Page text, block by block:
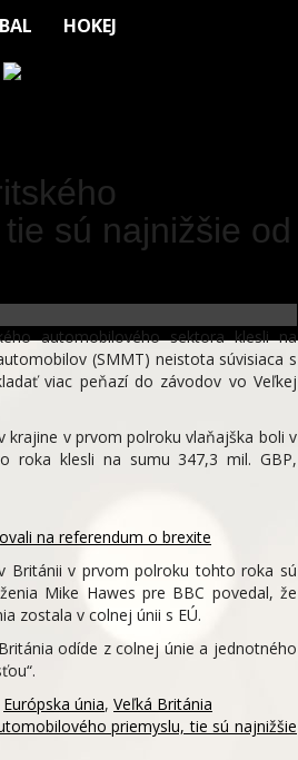
HOKEJ
sú najnižšie od
automobilového sektora klesli na
(SMMT) neistota súvisiaca s
viac peňazí do závodov vo Veľkej
krajine v prvom polroku vlaňajška boli v
roka klesli na sumu 347,3 mil. GBP,
na referendum o brexite
Británii v prvom polroku tohto roka sú
Mike Hawes pre BBC povedal, že
zostala v colnej únii s EÚ.
odíde z colnej únie a jednotného
Európska únia, Veľká Británia
priemyslu, tie sú najnižšie